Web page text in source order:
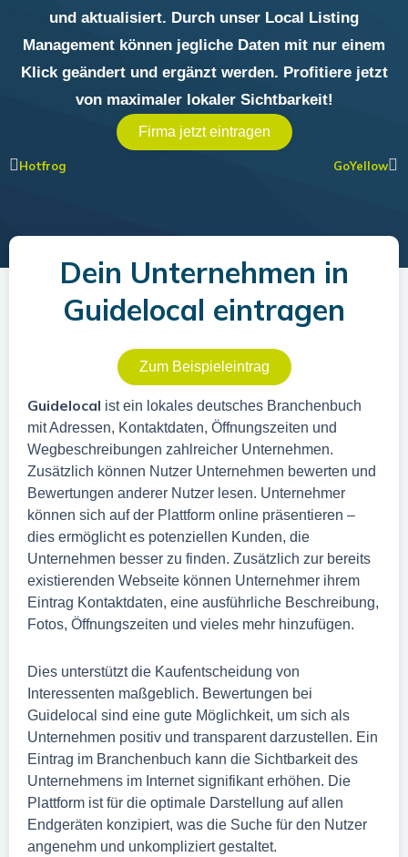
und aktualisiert. Durch unser Local Listing
Management können jegliche Daten mit nur einem
Klick geändert und ergänzt werden. Profitiere jetzt
von maximaler lokaler Sichtbarkeit!
Firma jetzt eintragen
Prev
Hotfrog GoYellow
Dein Unternehmen in
Guidelocal eintragen
Zum Beispieleintrag
Guidelocal ist ein lokales deutsches Branchenbuch
mit Adressen, Kontaktdaten, Öffnungszeiten und
Wegbeschreibungen zahlreicher Unternehmen.
Zusätzlich können Nutzer Unternehmen bewerten und
Bewertungen anderer Nutzer lesen. Unternehmer
können sich auf der Plattform online präsentieren –
dies ermöglicht es potenziellen Kunden, die
Unternehmen besser zu finden. Zusätzlich zur bereits
existierenden Webseite können Unternehmer ihrem
Eintrag Kontaktdaten, eine ausführliche Beschreibung,
Fotos, Öffnungszeiten und vieles mehr hinzufügen.
Dies unterstützt die Kaufentscheidung von
Interessenten maßgeblich. Bewertungen bei
Guidelocal sind eine gute Möglichkeit, um sich als
Unternehmen positiv und transparent darzustellen. Ein
Eintrag im Branchenbuch kann die Sichtbarkeit des
Unternehmens im Internet signifikant erhöhen. Die
Plattform ist für die optimale Darstellung auf allen
Endgeräten konzipiert, was die Suche für den Nutzer
angenehm und unkompliziert gestaltet.